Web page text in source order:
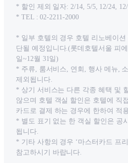
* 할인 제외 일자: 2/14, 5/5, 12/24, 12/
* TEL : 02-2211-2000
* 일부 호텔의 경우 호텔 리노베이
단될 예정입니다.(롯데호텔서울 피
일~12월 31일)
* 주류, 룸서비스, 연회, 행사 메뉴,
제외됩니다.
* 상기 서비스는 다른 각종 혜택 및
않으며 호텔 객실 할인은 호텔에 직
카드로 결제 하는 경우에 한하여 적
* 별도 표기 없는 한 객실 할인은 공
됩니다.
* 기타 사항의 경우 ‘마스터카드 프
참고하시기 바랍니다.